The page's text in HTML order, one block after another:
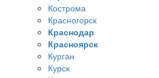
Кострома
Красногорск
Краснодар
Красноярск
Курган
Курск